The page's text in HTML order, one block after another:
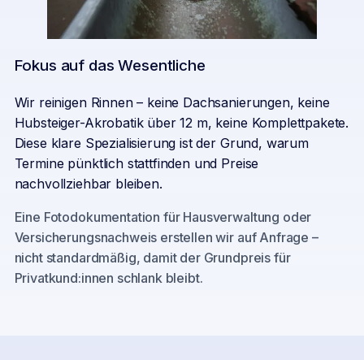
Fokus auf das Wesentliche
Wir reinigen Rinnen – keine Dachsanierungen, keine
Hubsteiger-Akrobatik über 12 m, keine Komplettpakete.
Diese klare Spezialisierung ist der Grund, warum
Termine pünktlich stattfinden und Preise
nachvollziehbar bleiben.
Eine Fotodokumentation für Hausverwaltung oder
Versicherungsnachweis erstellen wir auf Anfrage –
nicht standardmäßig, damit der Grundpreis für
Privatkund:innen schlank bleibt.